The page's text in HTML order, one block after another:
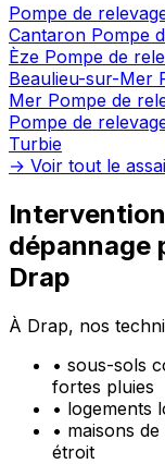
Pompe de
Cantaron Pompe
Èze Pompe de
Beaulieu-sur-Mer
Mer Pompe de
Pompe de
Turbie
→ Voir tout le
dépannage
Drap
À Drap, nos
• sous-sols
fortes pluies
• logements
• maisons
étroit